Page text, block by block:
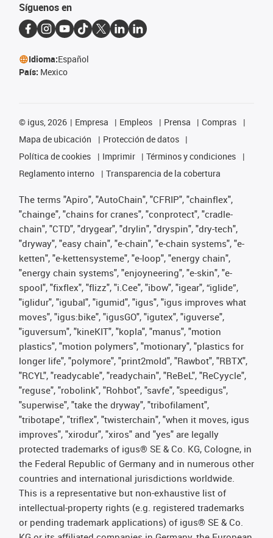
Síguenos en
Idioma:Español
País: Mexico
© igus, 2026 Empresa Empleos Prensa
Compras
Mapa de ubicación
Protección de datos
Política de cookies
Imprimir
Términos y condiciones
Reglamento interno
Transparencia de la cobertura
The terms "Apiro", "AutoChain", "CFRIP", "chainflex",
"chainge", "chains for cranes", "conprotect", "cradle-
chain", "CTD", "drygear", "drylin", "dryspin", "dry-tech",
"dryway", "easy chain", "e-chain", "e-chain systems", "e-
ketten", "e-kettensysteme", "e-loop", "energy chain",
"energy chain systems", "enjoyneering", "e-skin", "e-
spool", "fixflex", "flizz", "i.Cee", "ibow", "igear", “iglide”,
"iglidur", "igubal", "igumid", "igus", "igus improves what
moves", "igus:bike", "igusGO", "igutex", "iguverse",
"iguversum", "kineKIT", "kopla", "manus", "motion
plastics", "motion polymers", "motionary", "plastics for
longer life", "polymore", "print2mold", "Rawbot", "RBTX",
"RCYL", "readycable", "readychain", "ReBeL", "ReCyycle",
"reguse", "robolink", "Rohbot", "savfe", "speedigus",
"superwise", "take the dryway", "tribofilament",
"tribotape", "triflex", "twisterchain", "when it moves, igus
improves", "xirodur", "xiros" and "yes" are legally
protected trademarks of igus® SE & Co. KG, Cologne, in
the Federal Republic of Germany and in numerous other
countries and international jurisdictions worldwide.
This is a representative but non-exhaustive list of
intellectual-property rights (e.g. registered trademarks
or pending trademark applications) of igus® SE & Co.